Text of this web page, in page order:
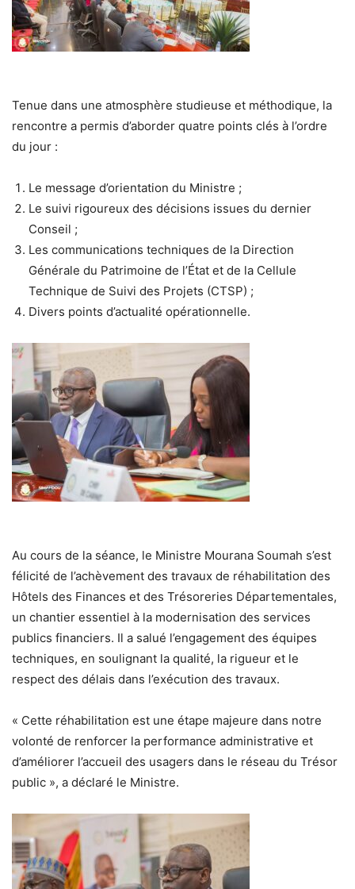
Tenue dans une atmosphère studieuse et méthodique, la
rencontre a permis d’aborder quatre points clés à l’ordre
du jour :
Le message d’orientation du Ministre ;
Le suivi rigoureux des décisions issues du dernier
Conseil ;
Les communications techniques de la Direction
Générale du Patrimoine de l’État et de la Cellule
Technique de Suivi des Projets (CTSP) ;
Divers points d’actualité opérationnelle.
Au cours de la séance, le Ministre Mourana Soumah s’est
félicité de l’achèvement des travaux de réhabilitation des
Hôtels des Finances et des Trésoreries Départementales,
un chantier essentiel à la modernisation des services
publics financiers. Il a salué l’engagement des équipes
techniques, en soulignant la qualité, la rigueur et le
respect des délais dans l’exécution des travaux.
« Cette réhabilitation est une étape majeure dans notre
volonté de renforcer la performance administrative et
d’améliorer l’accueil des usagers dans le réseau du Trésor
public », a déclaré le Ministre.